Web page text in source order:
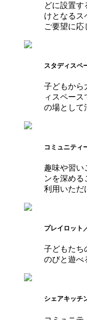
どに設置す
けとなるス
ご要望に応
スタディスペ
子どもから
ィスペー
の場として
コミュニティ
趣味や習い
ンを深める
利用いただ
プレイロット
子どもたち
のびと遊べ
シェアキッチ